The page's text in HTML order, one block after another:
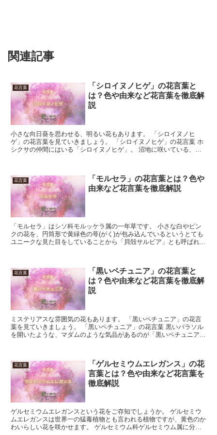
関連記事
花言葉
「シロイヌノヒゲ」の花言葉と
は？色や由来など花言葉を徹底解
説
小さな向日葵を思わせる、明るい花もあります。 「シロイヌノヒ
ゲ」の花言葉を見ていきましょう。 「シロイヌノヒゲ」の花言葉 ホ
シクサの仲間にはいる「シロイヌノヒゲ」。 沼地に咲いている、素
花言葉
「モルセラ」の花言葉とは？色や
由来など花言葉を徹底解説
「モルセラ」はシソ科モルッケラ属の一年草です。 小さな白やピン
クの花を、円筒形で黄緑色の萼(がく)が包み込んでいるというとても
ユニークな見た目をしていることから「貝殻サルビア」とも呼ばれま
花言葉
「黒いペチュニア」の花言葉と
は？色や由来など花言葉を徹底解
説
ミステリアスな雰囲気の花もあります。 「黒いペチュニア」の花言
葉を見ていきましょう。 「黒いペチュニア」の花言葉 黒いパラソル
を開いたような、マダムのような気品があるのが「黒いペチュニア」
花言葉
「ゲルセミウムエレガンス」の花
言葉とは？色や由来など花言葉を
徹底解説
ゲルセミウムエレガンスという花をご存知でしょうか。 ゲルセミウ
ムエレガンスは世界一の猛毒植物とも言われる植物ですが、黄色のか
わいらしい花を咲かせます。 ゲルセミウム科ゲルセミウム属に分類